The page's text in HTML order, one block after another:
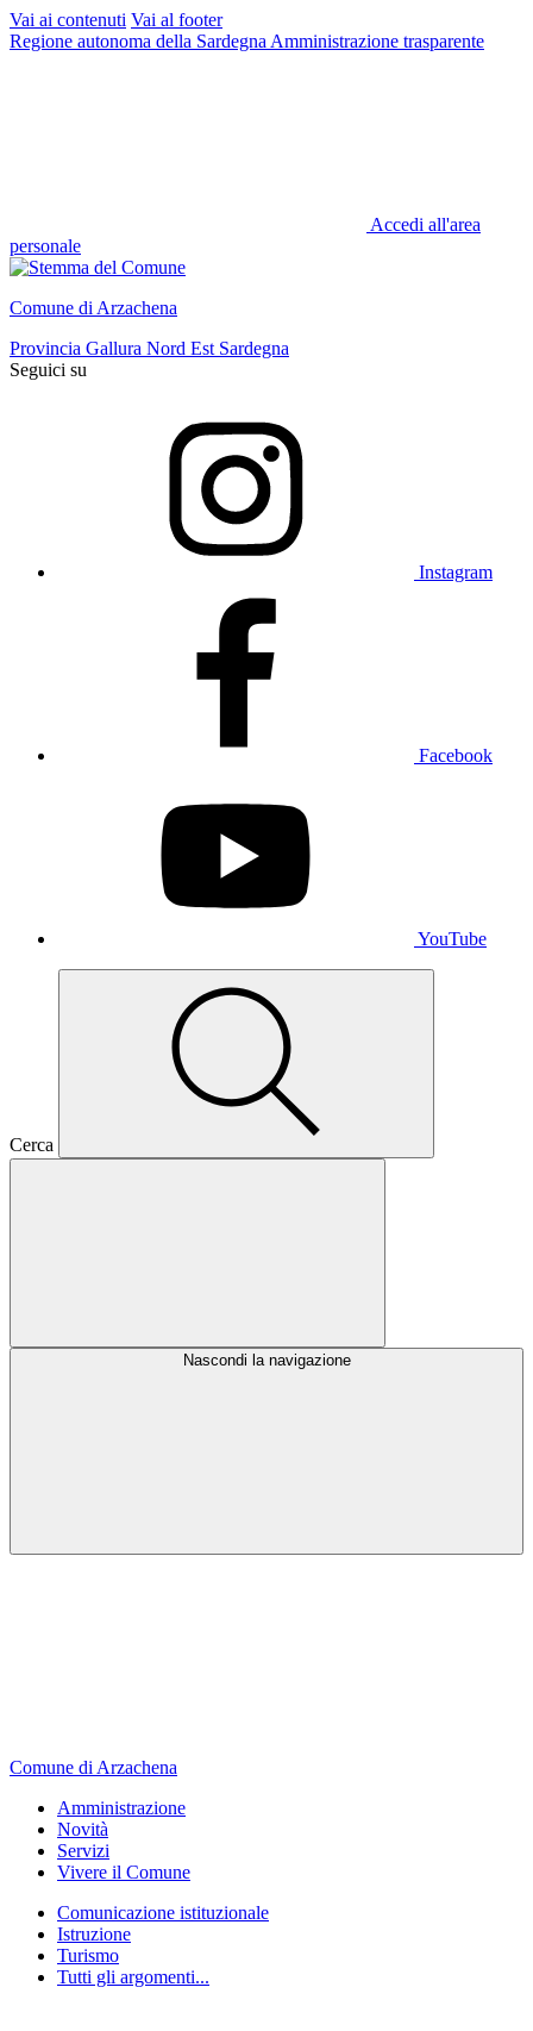
Vai ai contenuti Vai al footer
Regione autonoma della Sardegna Amministrazione trasparente
Accedi all'area
personale
Comune di Arzachena
Provincia Gallura Nord Est Sardegna
Seguici su
Instagram
Facebook
YouTube
Cerca
Nascondi la navigazione
Comune di Arzachena
Amministrazione
Novità
Servizi
Vivere il Comune
Comunicazione istituzionale
Istruzione
Turismo
Tutti gli argomenti...